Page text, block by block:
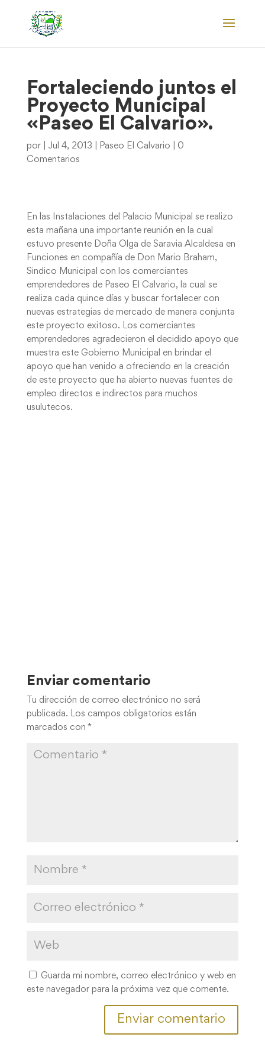
Fortaleciendo juntos el
Proyecto Municipal
«Paseo El Calvario».
por Jul 4, 2013 Paseo El Calvario
0
Comentarios
En las Instalaciones del Palacio Municipal se realizo
esta mañana una importante reunión en la cual
estuvo presente Doña Olga de Saravia Alcaldesa en
Funciones en compañía de Don Mario Braham,
Sindico Municipal con los comerciantes
emprendedores de Paseo El Calvario, la cual se
realiza cada quince días y buscar fortalecer con
nuevas estrategias de mercado de manera conjunta
este proyecto exitoso. Los comerciantes
emprendedores agradecieron el decidido apoyo que
muestra este Gobierno Municipal en brindar el
apoyo que han venido a ofreciendo en la creación
de este proyecto que ha abierto nuevas fuentes de
empleo directos e indirectos para muchos
usulutecos.
Enviar comentario
Tu dirección de correo electrónico no será
publicada. Los campos obligatorios están
marcados con *
Guarda mi nombre, correo electrónico y web en
este navegador para la próxima vez que comente.